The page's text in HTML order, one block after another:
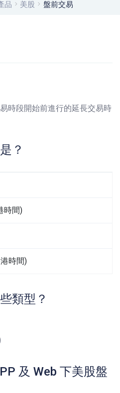
品 美股 盤前交易
時段開始前進行的延長交易時
？
時間)
時間)
類型？
及 Web 下美股盤